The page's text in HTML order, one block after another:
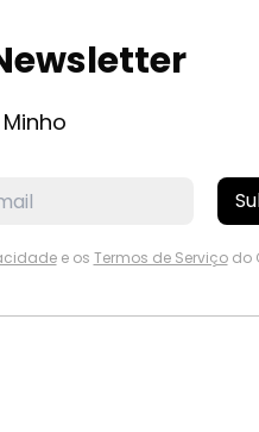
e os Termos de Serviçodo